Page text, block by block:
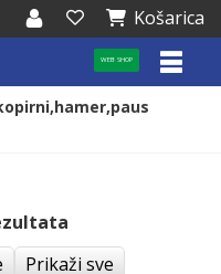
Košarica
WEB SHOP
Prikaži sve